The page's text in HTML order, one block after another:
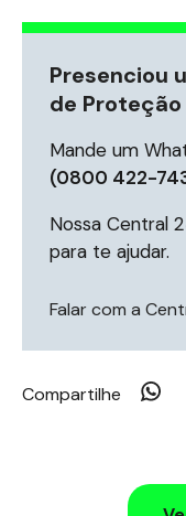
Presenciou
de
Mande um
(0800 422-
Nossa Central
para te ajudar.
Falar com a
Compartilhe